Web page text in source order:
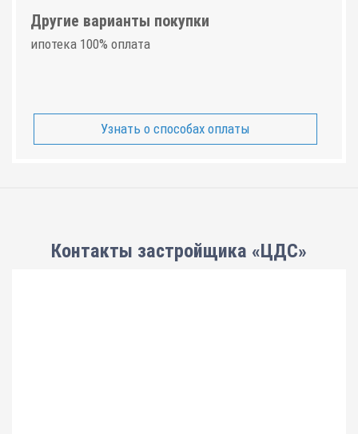
Другие варианты покупки
ипотека 100% оплата
Узнать о способах оплаты
Контакты застройщика «ЦДС»